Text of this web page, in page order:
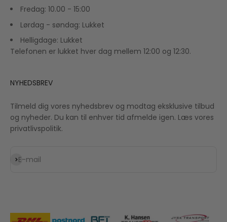
Fredag: 10.00 - 15:00
Lørdag - søndag: Lukket
Helligdage: Lukket
Telefonen er lukket hver dag mellem 12:00 og 12:30.
NYHEDSBREV
Tilmeld dig vores nyhedsbrev og modtag eksklusive tilbud
og nyheder. Du kan til enhver tid afmelde igen. Læs vores
privatlivspolitik.
E-mail
Abonnér